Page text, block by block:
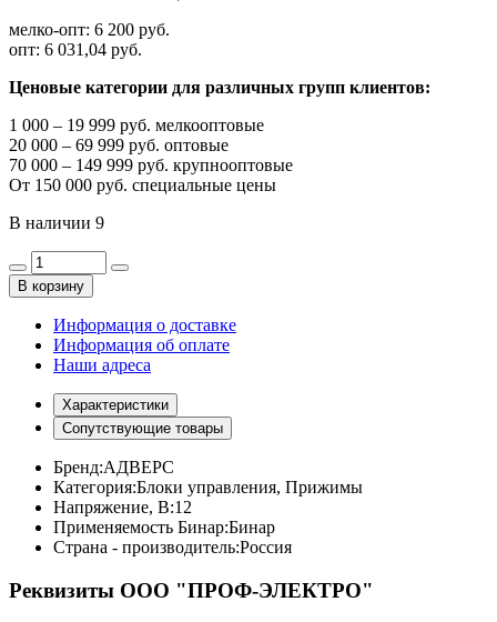
мелко-опт: 6 200 руб.
опт: 6 031,04 руб.
Ценовые категории для различных групп клиентов:
1 000 – 19 999 руб. мелкооптовые
20 000 – 69 999 руб. оптовые
70 000 – 149 999 руб. крупнооптовые
От 150 000 руб. специальные цены
В наличии 9
В корзину
Информация о доставке
Информация об оплате
Наши адреса
Характеристики
Сопутствующие товары
Бренд:АДВЕРС
Категория:Блоки управления, Прижимы
Напряжение, В:12
Применяемость Бинар:Бинар
Страна - производитель:Россия
Реквизиты ООО "ПРОФ-ЭЛЕКТРО"